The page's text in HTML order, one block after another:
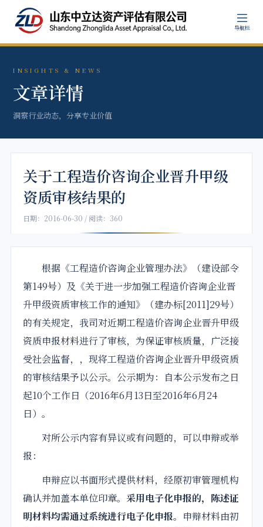
导航栏
INSIGHTS & NEWS
文章详情
洞察行业动态，分享专业价值
关于工程造价咨询企业晋升甲级
资质审核结果的
日期：2016-06-30 / 阅读：360
根据《工程造价咨询企业管理办法》（建设部令
第149号）及《关于进一步加强工程造价咨询企业晋
升甲级资质审核工作的通知》（建办标[2011]29号）
的有关规定，我司对近期工程造价咨询企业晋升甲级
资质申报材料进行了审核，为保证审核质量，广泛接
受社会监督，，现将工程造价咨询企业晋升甲级资质
的审核结果予以公示。公示期为：自本公示发布之日
起10个工作日（2016年6月13日至2016年6月24
日）。
对所公示内容有异议或有问题的，可以申辩或举
报：
申辩应以书面形式提供材料，经原初审管理机构
确认并加盖本单位印章。 采用电子化申报的，陈述证
明材料均需通过系统进行电子化申报。 申辩材料由初